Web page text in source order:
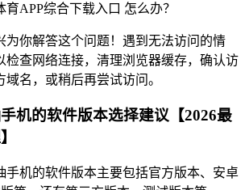
育APP综合下载入口 怎么办？
为你解答这个问题！遇到无法访问的情
检查网络连接，清理浏览器缓存，确认访
域名，或稍后再尝试访问。
机的软件版本选择建议【2026最
手机的软件版本主要包括官方版本、安卓